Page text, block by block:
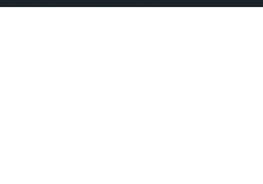
str. Iacob Hîncu nr. 8 of. 1